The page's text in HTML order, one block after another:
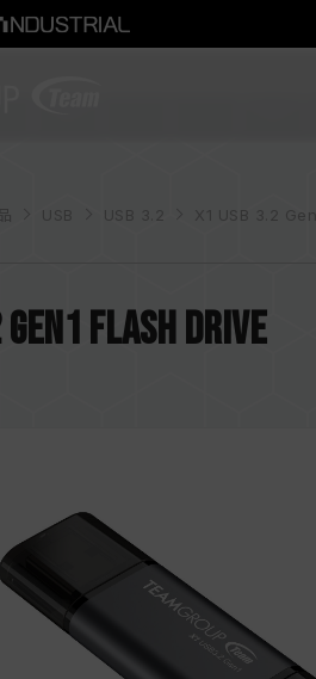
USB X1 USB 3.2
FLASH DRIVE